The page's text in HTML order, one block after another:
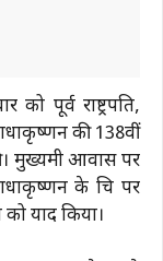
को पूर्व राष्ट्रपति,
की 138वीं
मुख्यमंत्री आवास पर
के चित्र पर
याद किया।